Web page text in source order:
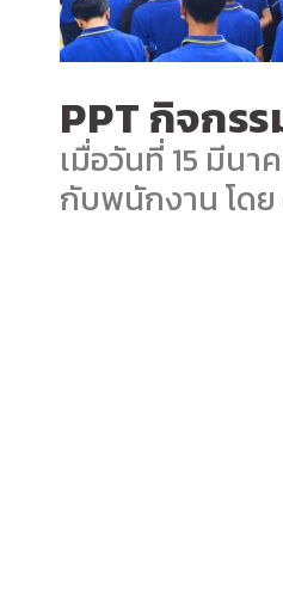
PPT กิจกร
เมื่อวันที่ 15 มีน
กับพนักงาน โด